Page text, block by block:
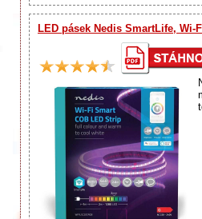
LED pásek Nedis SmartLife, Wi-